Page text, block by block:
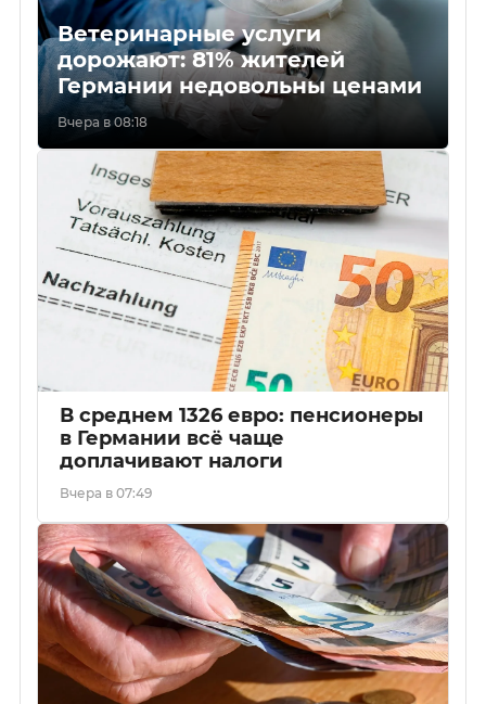
Ветеринарные услуги
дорожают: 81% жителей
Германии недовольны ценами
Вчера в 08:18
В среднем 1326 евро: пенсионеры
в Германии всё чаще
доплачивают налоги
Вчера в 07:49